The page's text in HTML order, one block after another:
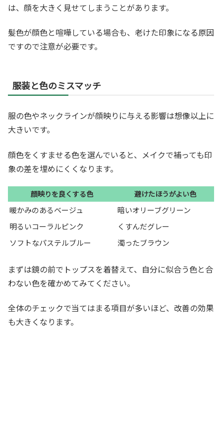
は、顔を大きく見せてしまうことがあります。
髪色が顔色と喧嘩している場合も、老けた印象になる原因
ですので注意が必要です。
服装と色のミスマッチ
服の色やネックラインが顔映りに与える影響は想像以上に
大きいです。
顔色をくすませる色を選んでいると、メイクで補っても印
象の差を埋めにくくなります。
顔映りを良くする色 避けたほうがよい色
暖かみのあるベージュ
暗いオリーブグリーン
明るいコーラルピンク
くすんだグレー
ソフトなパステルブルー
濁ったブラウン
まずは鏡の前でトップスを着替えて、自分に似合う色と合
わない色を確かめてみてください。
全体のチェックで当てはまる項目が多いほど、改善の効果
も大きくなります。